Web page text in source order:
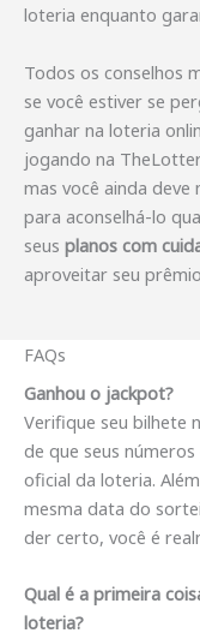
loteria enquanto
Todos os conselhos
se você estiver se
ganhar na loteria
jogando na
mas você ainda
para aconselhá-lo
seus planos com
aproveitar seu
FAQs
Ganhou o jackpot?
Verifique seu bilhete
de que seus
oficial da loteria.
mesma data do
der certo, você é
Qual é a primeira
loteria?